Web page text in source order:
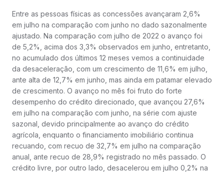
Entre as pessoas físicas as concessões avançaram 2,6%
em julho na comparação com junho no dado sazonalmente
ajustado. Na comparação com julho de 2022 o avanço foi
de 5,2%, acima dos 3,3% observados em junho, entretanto,
no acumulado dos últimos 12 meses vemos a continuidade
da desaceleração, com um crescimento de 11,6% em julho,
ante alta de 12,7% em junho, mas ainda em patamar elevado
de crescimento. O avanço no mês foi fruto do forte
desempenho do crédito direcionado, que avançou 27,6%
em julho na comparação com junho, na série com ajuste
sazonal, devido principalmente ao avanço do crédito
agrícola, enquanto o financiamento imobiliário continua
recuando, com recuo de 32,7% em julho na comparação
anual, ante recuo de 28,9% registrado no mês passado. O
crédito livre, por outro lado, desacelerou em julho 0,2% na